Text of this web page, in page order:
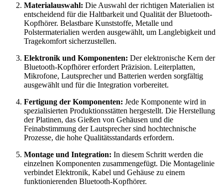
Materialauswahl: Die Auswahl der richtigen Materialien ist
entscheidend für die Haltbarkeit und Qualität der Bluetooth-
Kopfhörer. Belastbare Kunststoffe, Metalle und
Polstermaterialien werden ausgewählt, um Langlebigkeit und
Tragekomfort sicherzustellen.
Elektronik und Komponenten: Der elektronische Kern der
Bluetooth-Kopfhörer erfordert Präzision. Leiterplatten,
Mikrofone, Lautsprecher und Batterien werden sorgfältig
ausgewählt und für die Integration vorbereitet.
Fertigung der Komponenten: Jede Komponente wird in
spezialisierten Produktionsstätten hergestellt. Die Herstellung
der Platinen, das Gießen von Gehäusen und die
Feinabstimmung der Lautsprecher sind hochtechnische
Prozesse, die hohe Qualitätsstandards erfordern.
Montage und Integration: In diesem Schritt werden die
einzelnen Komponenten zusammengefügt. Die Montagelinie
verbindet Elektronik, Kabel und Gehäuse zu einem
funktionierenden Bluetooth-Kopfhörer.